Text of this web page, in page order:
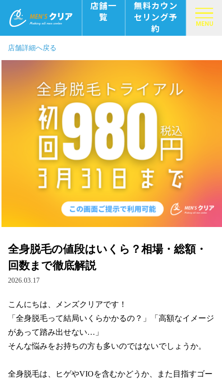
店舗一
覧
無料カウン
セリング予
約
MENU
店舗詳細へ戻る
全身脱毛の値段はいくら？相場・総額・
回数まで徹底解説
2026.03.17
こんにちは、メンズクリアです！
「全身脱毛って結局いくらかかるの？」「高額なイメージ
があって踏み出せない…」
そんな悩みをお持ちの方も多いのではないでしょうか。
全身脱毛は、ヒゲやVIOを含むかどうか、また目指すゴー